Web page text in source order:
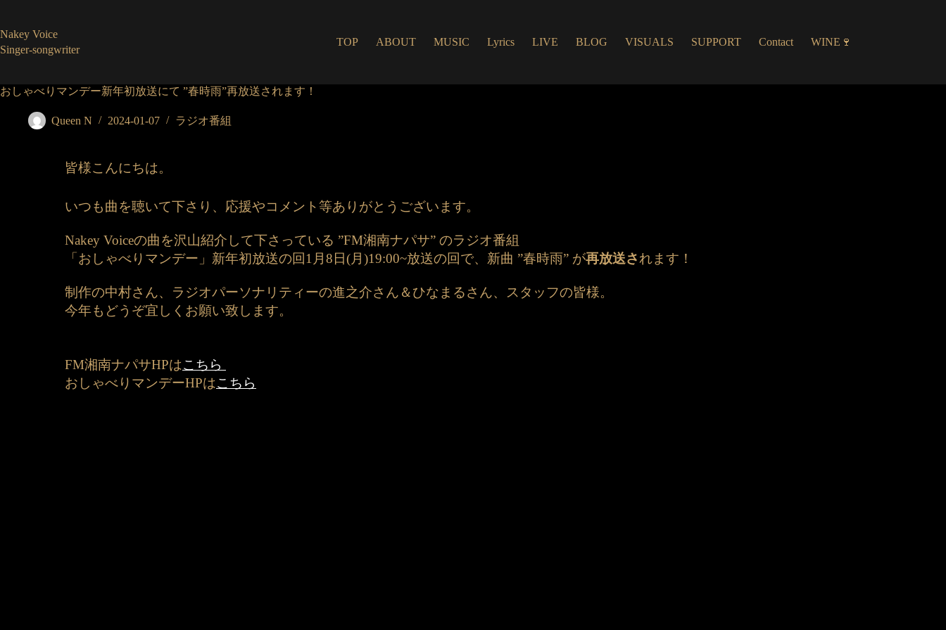
テ
ン
ス
Nakey Voice
Singer-songwriter
TOP ABOUT MUSIC Lyrics LIVE BLOG VISUALS SUPPORT Contact WINE🍷
おしゃべりマンデー新年初放送にて ”春時雨”再放送されます！
Queen N 2024-01-07 ラジオ番組
皆様こんにちは。
いつも曲を聴いて下さり、応援やコメント等ありがとうございます。
Nakey Voiceの曲を沢山紹介して下さっている ”FM湘南ナパサ” のラジオ番組
「おしゃべりマンデー」新年初放送の回1月8日(月)19:00~放送の回で、新曲 ”春時雨” が再放送されます！
制作の中村さん、ラジオパーソナリティーの進之介さん＆ひなまるさん、スタッフの皆様。
今年もどうぞ宜しくお願い致します。
FM湘南ナパサHPはこちら
おしゃべりマンデーHPはこちら